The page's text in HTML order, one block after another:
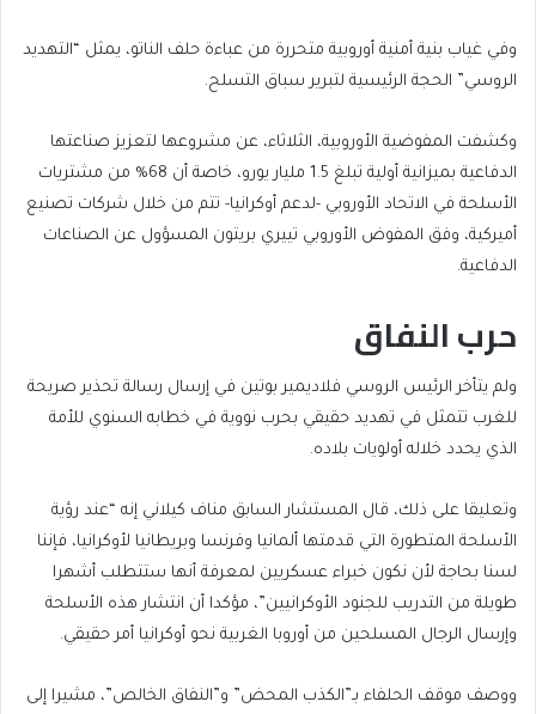
وفي غياب بنية أمنية أوروبية متحررة من عباءة حلف الناتو، يمثل “التهديد
الروسي” الحجة الرئيسية لتبرير سباق التسلح.
وكشفت المفوضية الأوروبية، الثلاثاء، عن مشروعها لتعزيز صناعتها
الدفاعية بميزانية أولية تبلغ 1.5 مليار يورو، خاصة أن 68% من مشتريات
الأسلحة في الاتحاد الأوروبي -لدعم أوكرانيا- تتم من خلال شركات تصنيع
أميركية، وفق المفوض الأوروبي تييري بريتون المسؤول عن الصناعات
الدفاعية.
حرب النفاق
ولم يتأخر الرئيس الروسي فلاديمير بوتين في إرسال رسالة تحذير صريحة
للغرب تتمثل في تهديد حقيقي بحرب نووية في خطابه السنوي للأمة
الذي يحدد خلاله أولويات بلاده.
وتعليقا على ذلك، قال المستشار السابق مناف كيلاني إنه “عند رؤية
الأسلحة المتطورة التي قدمتها ألمانيا وفرنسا وبريطانيا لأوكرانيا، فإننا
لسنا بحاجة لأن نكون خبراء عسكريين لمعرفة أنها ستتطلب أشهرا
طويلة من التدريب للجنود الأوكرانيين”، مؤكدا أن انتشار هذه الأسلحة
وإرسال الرجال المسلحين من أوروبا الغربية نحو أوكرانيا أمر حقيقي.
ووصف موقف الحلفاء بـ”الكذب المحض” و”النفاق الخالص”، مشيرا إلى